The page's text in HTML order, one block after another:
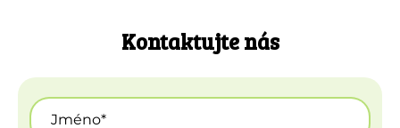
Kontaktujte nás